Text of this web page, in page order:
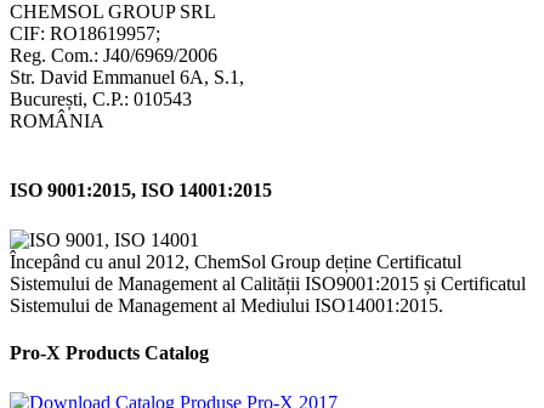
CHEMSOL GROUP SRL
CIF: RO18619957;
Reg. Com.: J40/6969/2006
Str. David Emmanuel 6A, S.1,
București, C.P.: 010543
ROMÂNIA
ISO 9001:2015, ISO 14001:2015
Începând cu anul 2012, ChemSol Group deține Certificatul
Sistemului de Management al Calității ISO9001:2015 și Certificatul
Sistemului de Management al Mediului ISO14001:2015.
Pro-X Products Catalog